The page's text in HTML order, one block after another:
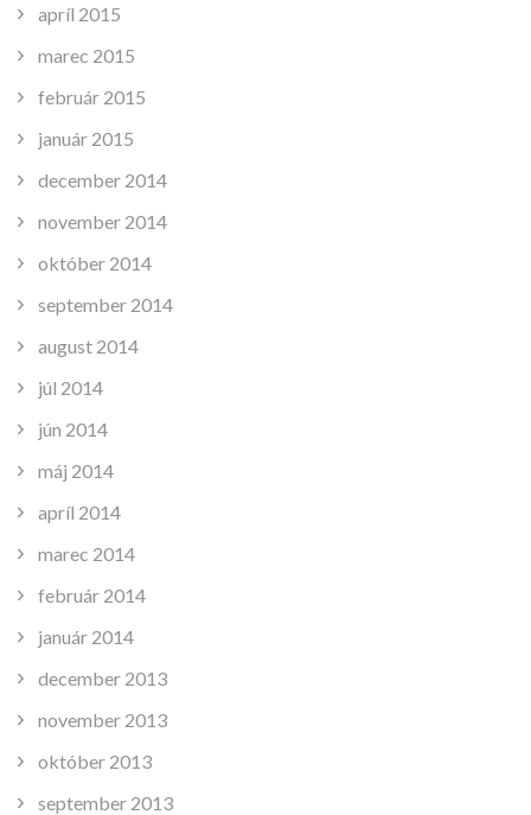
apríl 2015
marec 2015
február 2015
január 2015
december 2014
november 2014
október 2014
september 2014
august 2014
júl 2014
jún 2014
máj 2014
apríl 2014
marec 2014
február 2014
január 2014
december 2013
november 2013
október 2013
september 2013